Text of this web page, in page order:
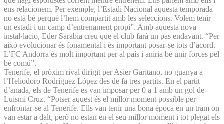
ens relacionem. Per exemple, l’Estadi Nacional aquesta temporada
no està bé perquè l’hem compartit amb les seleccions. Volem tenir
un estadi i un camp d’entrenament propi”. Amb aquesta nova
instal·lació, Eder Sarabia creu que el club farà un pas endavant. “Per
això evolucionar és fonamental i és important posar-se tots d’acord.
L’FC Andorra és molt important per al país i aniria bé unir forces pel
bé comú”.
Tenerife, el pròxim rival dirigit per Asier Garitano, no guanya a
l’Heliodoro Rodríguez López des de fa tres partits. En el partit
d’anada, els de Tenerife es van imposar per 0 a 1 amb un gol de
Luismi Cruz. “Potser aquest és el millor moment possible per
enfrontar-se al Tenerife. Ells van tenir una bona època en un tram on
van estar a dalt, però no estan en el seu millor moment i tot plegat els